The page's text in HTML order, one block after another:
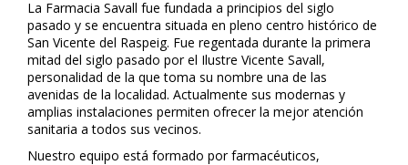
La Farmacia Savall fue fundada a principios del siglo
pasado y se encuentra situada en pleno centro histórico de
San Vicente del Raspeig. Fue regentada durante la primera
mitad del siglo pasado por el Ilustre Vicente Savall,
personalidad de la que toma su nombre una de las
avenidas de la localidad. Actualmente sus modernas y
amplias instalaciones permiten ofrecer la mejor atención
sanitaria a todos sus vecinos.
Nuestro equipo está formado por farmacéuticos,